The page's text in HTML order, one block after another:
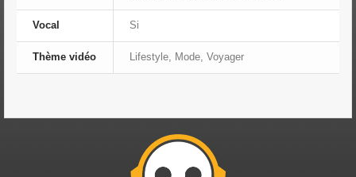
Vocal Si
Thème vidéo Lifestyle, Mode, Voyager